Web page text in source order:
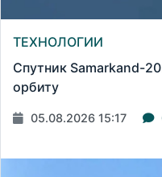
ТЕХНОЛОГИИ
Спутник Samarkand-
орбиту
05.08.2026 15:17